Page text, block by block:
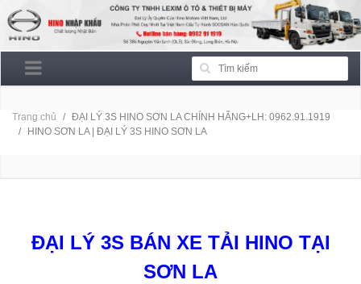
Trang chủ
ĐẠI LÝ 3S HINO SƠN LA CHÍNH HÃNG+LH: 0962.91.1919
HINO SƠN LA | ĐẠI LÝ 3S HINO SƠN LA
ĐẠI LÝ 3S BÁN XE TẢI HINO TẠI
SƠN LA